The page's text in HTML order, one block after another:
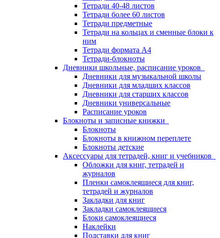
Тетради 40-48 листов
Тетради более 60 листов
Тетради предметные
Тетради на кольцах и сменные блоки к
ним
Тетради формата А4
Тетради-блокноты
Дневники школьные, расписание уроков
Дневники для музыкальной школы
Дневники для младших классов
Дневники для старших классов
Дневники универсальные
Расписание уроков
Блокноты и записные книжки
Блокноты
Блокноты в книжном переплете
Блокноты детские
Аксессуары для тетрадей, книг и учебников
Обложки для книг, тетрадей и
журналов
Пленки самоклеящиеся для книг,
тетрадей и журналов
Закладки для книг
Закладки самоклеящиеся
Блоки самоклеящиеся
Наклейки
Подставки для книг